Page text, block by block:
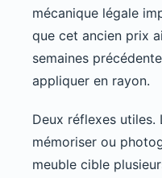
mécanique légale
que cet ancien prix
semaines
appliquer en rayon.
Deux réflexes utiles.
mémoriser ou
meuble cible